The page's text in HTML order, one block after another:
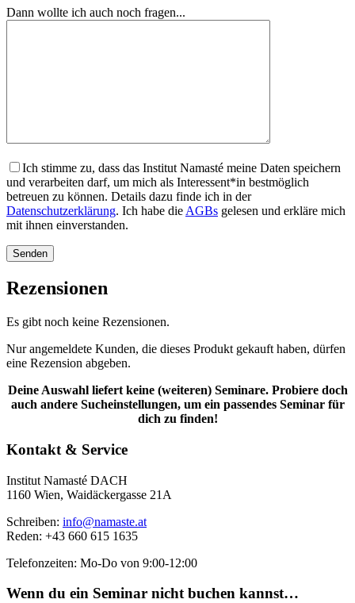
Dann wollte ich auch noch fragen...
Ich stimme zu, dass das Institut Namasté meine Daten speichern
und verarbeiten darf, um mich als Interessent*in bestmöglich
betreuen zu können. Details dazu finde ich in der
Datenschutzerklärung. Ich habe die AGBs gelesen und erkläre mich
mit ihnen einverstanden.
Rezensionen
Es gibt noch keine Rezensionen.
Nur angemeldete Kunden, die dieses Produkt gekauft haben, dürfen
eine Rezension abgeben.
Deine Auswahl liefert keine (weiteren) Seminare. Probiere doch
auch andere Sucheinstellungen, um ein passendes Seminar für
dich zu finden!
Kontakt & Service
Institut Namasté DACH
1160 Wien, Waidäckergasse 21A
Schreiben: info@namaste.at
Reden: +43 660 615 1635
Telefonzeiten: Mo-Do von 9:00-12:00
Wenn du ein Seminar nicht buchen kannst…